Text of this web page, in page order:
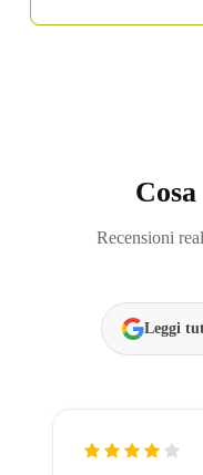
Recensioni
Leggi